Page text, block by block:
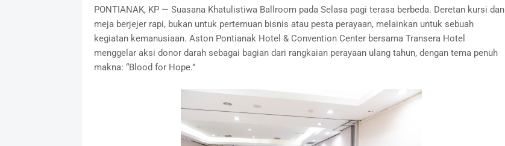
PONTIANAK, KP — Suasana Khatulistiwa Ballroom pada Selasa pagi terasa berbeda. Deretan kursi dan
meja berjejer rapi, bukan untuk pertemuan bisnis atau pesta perayaan, melainkan untuk sebuah
kegiatan kemanusiaan. Aston Pontianak Hotel & Convention Center bersama Transera Hotel
menggelar aksi donor darah sebagai bagian dari rangkaian perayaan ulang tahun, dengan tema penuh
makna: “Blood for Hope.”